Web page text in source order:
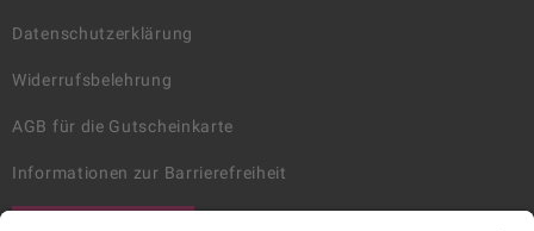
Datenschutzerklärung
Widerrufsbelehrung
AGB für die Gutscheinkarte
Informationen zur Barrierefreiheit